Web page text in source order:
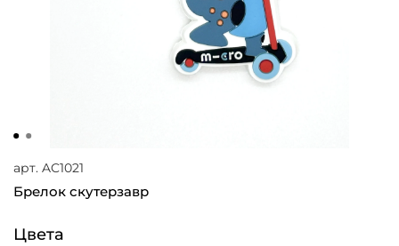
арт. AC1021
Брелок скутерзавр
Цвета